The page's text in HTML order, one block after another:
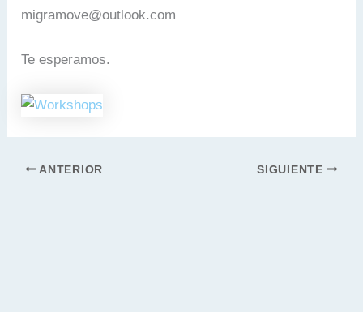
migramove@outlook.com
Te esperamos.
ANTERIOR SIGUIENTE